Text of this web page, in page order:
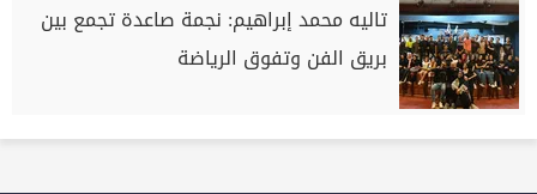
تاليه محمد إبراهيم: نجمة صاعدة تجمع بين
بريق الفن وتفوق الرياضة